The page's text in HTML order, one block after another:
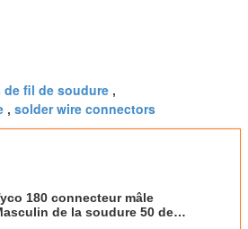
fil de soudure ,
, solder wire connectors
180 connecteur mâle
de la soudure 50 de